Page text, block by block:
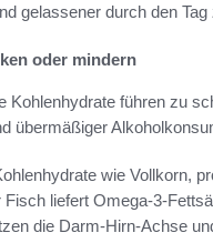
gelassener durch den
oder mindern
führen zu
übermäßiger
wie Vollkorn,
liefert Omega-3-
die Darm-Hirn-Achse